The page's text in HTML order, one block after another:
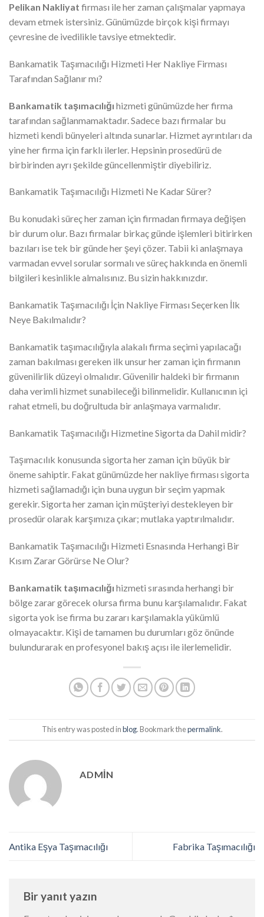
Pelikan Nakliyat firması ile her zaman çalışmalar yapmaya
devam etmek istersiniz. Günümüzde birçok kişi firmayı
çevresine de ivedilikle tavsiye etmektedir.
Bankamatik Taşımacılığı Hizmeti Her Nakliye Firması
Tarafından Sağlanır mı?
Bankamatik taşımacılığı hizmeti günümüzde her firma
tarafından sağlanmamaktadır. Sadece bazı firmalar bu
hizmeti kendi bünyeleri altında sunarlar. Hizmet ayrıntıları da
yine her firma için farklı ilerler. Hepsinin prosedürü de
birbirinden ayrı şekilde güncellenmiştir diyebiliriz.
Bankamatik Taşımacılığı Hizmeti Ne Kadar Sürer?
Bu konudaki süreç her zaman için firmadan firmaya değişen
bir durum olur. Bazı firmalar birkaç günde işlemleri bitirirken
bazıları ise tek bir günde her şeyi çözer. Tabii ki anlaşmaya
varmadan evvel sorular sormalı ve süreç hakkında en önemli
bilgileri kesinlikle almalısınız. Bu sizin hakkınızdır.
Bankamatik Taşımacılığı İçin Nakliye Firması Seçerken İlk
Neye Bakılmalıdır?
Bankamatik taşımacılığıyla alakalı firma seçimi yapılacağı
zaman bakılması gereken ilk unsur her zaman için firmanın
güvenilirlik düzeyi olmalıdır. Güvenilir haldeki bir firmanın
daha verimli hizmet sunabileceği bilinmelidir. Kullanıcının içi
rahat etmeli, bu doğrultuda bir anlaşmaya varmalıdır.
Bankamatik Taşımacılığı Hizmetine Sigorta da Dahil midir?
Taşımacılık konusunda sigorta her zaman için büyük bir
öneme sahiptir. Fakat günümüzde her nakliye firması sigorta
hizmeti sağlamadığı için buna uygun bir seçim yapmak
gerekir. Sigorta her zaman için müşteriyi destekleyen bir
prosedür olarak karşımıza çıkar; mutlaka yaptırılmalıdır.
Bankamatik Taşımacılığı Hizmeti Esnasında Herhangi Bir
Kısım Zarar Görürse Ne Olur?
Bankamatik taşımacılığı hizmeti sırasında herhangi bir
bölge zarar görecek olursa firma bunu karşılamalıdır. Fakat
sigorta yok ise firma bu zararı karşılamakla yükümlü
olmayacaktır. Kişi de tamamen bu durumları göz önünde
bulundurarak en profesyonel bakış açısı ile ilerlemelidir.
This entry was posted inblog. Bookmark thepermalink.
ADMIN
Antika Eşya Taşımacılığı Fabrika Taşımacılığı
Bir yanıt yazın